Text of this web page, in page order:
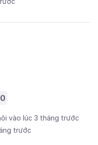
vào lúc 3 tháng trước
trước